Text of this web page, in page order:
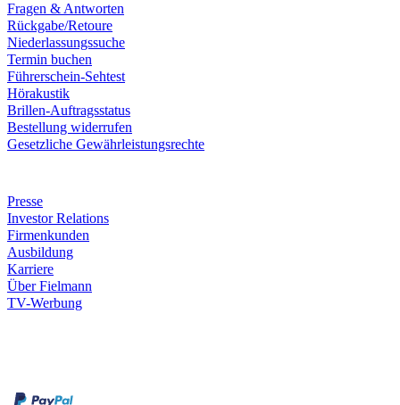
Fragen & Antworten
Rückgabe/Retoure
Niederlassungssuche
Termin buchen
Führerschein-Sehtest
Hörakustik
Brillen-Auftragsstatus
Bestellung widerrufen
Gesetzliche Gewährleistungsrechte
Presse
Investor Relations
Firmenkunden
Ausbildung
Karriere
Über Fielmann
TV-Werbung